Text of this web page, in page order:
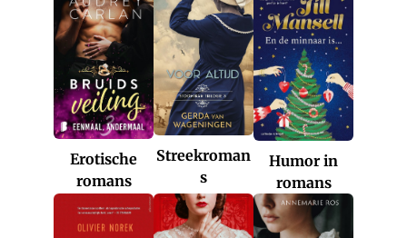
Erotische
romans
Streekroman
s
Humor in
romans